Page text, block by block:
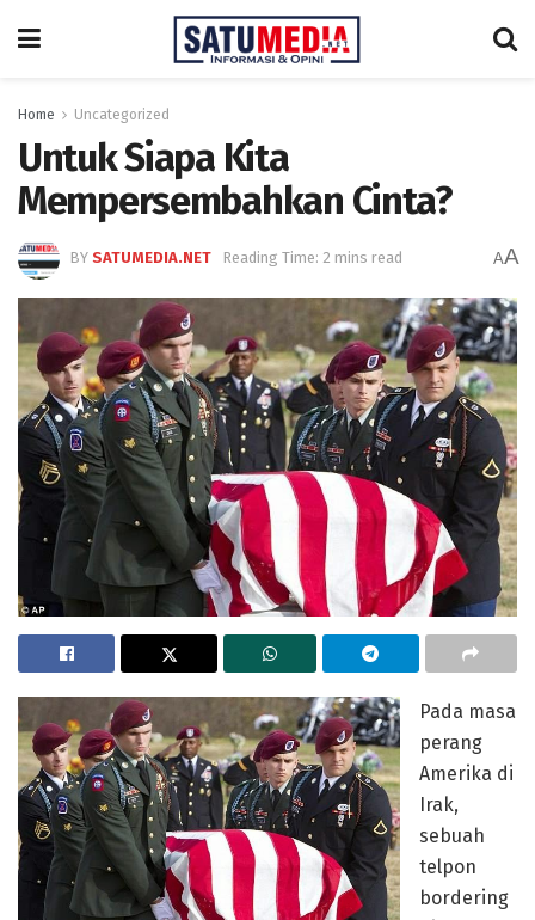
Home Uncategorized
Untuk Siapa Kita
Mempersembahkan Cinta?
BY SATUMEDIA.NET Reading Time: 2 mins read AA
Pada masa
perang
Amerika di
Irak,
sebuah
telpon
bordering